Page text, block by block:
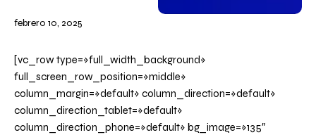
febrero 10, 2025
[vc_row type=»full_width_background»
full_screen_row_position=»middle»
column_margin=»default» column_direction=»default»
column_direction_tablet=»default»
column_direction_phone=»default» bg_image=»135″